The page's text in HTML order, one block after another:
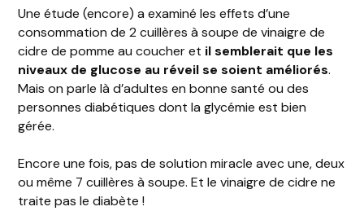
Une étude (encore) a examiné les effets d’une
consommation de 2 cuillères à soupe de vinaigre de
cidre de pomme au coucher et il semblerait que les
niveaux de glucose au réveil se soient améliorés.
Mais on parle là d’adultes en bonne santé ou des
personnes diabétiques dont la glycémie est bien
gérée.
Encore une fois, pas de solution miracle avec une, deux
ou même 7 cuillères à soupe. Et le vinaigre de cidre ne
traite pas le diabète !